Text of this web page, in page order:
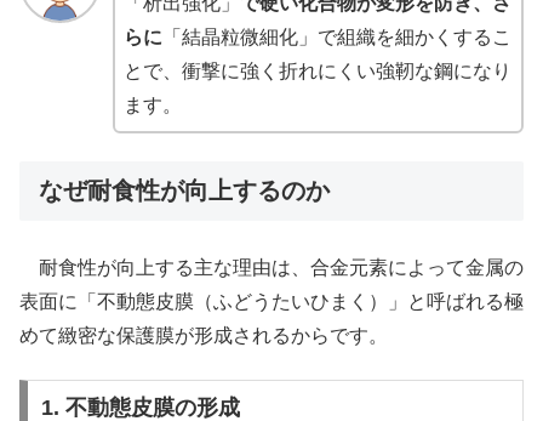
らに 「結晶粒微細化」で組織を細かくするこ
とで、衝撃に強く折れにくい強靭な鋼になり
ます。
なぜ耐食性が向上するのか
耐食性が向上する主な理由は、合金元素によって金属の
表面に「不動態皮膜（ふどうたいひまく）」と呼ばれる極
めて緻密な保護膜が形成されるからです。
1. 不動態皮膜の形成